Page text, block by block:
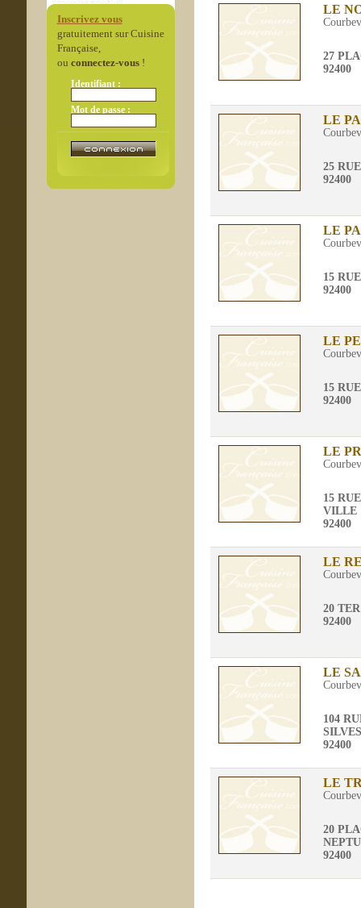
Inscrivez vous
gratuitement sur Cuisine
Française,
ou connectez-vous!
Identifiant :
Mot de passe :
LE
27
92400
LE
25
92400
LE
15
92400
LE
15
92400
LE
15
VILLE
92400
LE
20
92400
LE
104
92400
LE
20
92400